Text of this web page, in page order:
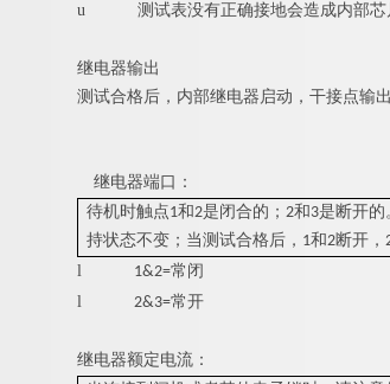
u
测试表没有正确接地会造成内部芯
继电器输出
测试合格后，内部继电器启动，干接点输
继电器端口：
待机时触点1和2是闭合的；2和3是断开
持状态不变；当测试合格后，1和2断开，
l
1&2=常闭
l
2&3=常开
继电器额定电流：